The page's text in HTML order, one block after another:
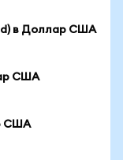
в Доллар США
США
США